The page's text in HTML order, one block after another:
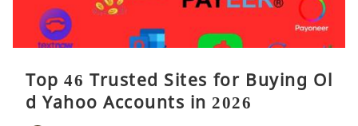
Top 46 Trusted Sites for Buying Ol
d Yahoo Accounts in 2026